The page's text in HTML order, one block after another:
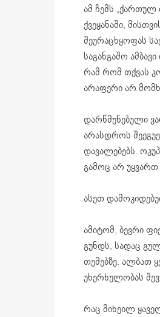
ამ ჩემს „ქართულ
ქვეყანაში,
შეურაცხყოფას
საგანგაშო
რამ რომ თქვას
არაფერი არ
დარწმუნებული
არასდროს
დავალებებს.
გამოც არ უყვართ
ასეთ
ამიტომ, ბევრი
გუნდს, სადაც
თემებზე. ალბათ
უხერხულობას
რაც მიხეილ